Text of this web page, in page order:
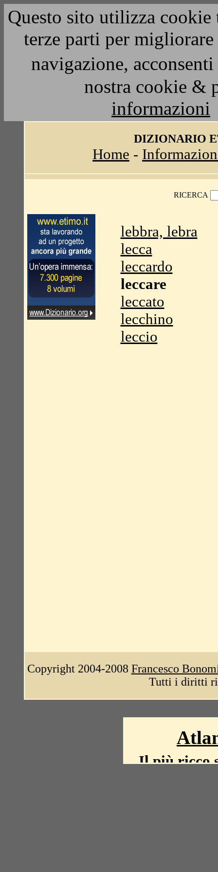
Questo sito utilizza
terze parti per
navigazione,
nostra cookie &
informazioni
DIZIONARIO
Home -
RICERCA
lebbra, lebra
lecca
leccardo
leccare
leccato
lecchino
leccio
Copyright 2004-2008 Francesco
Tutti i diritti
Il più ricco